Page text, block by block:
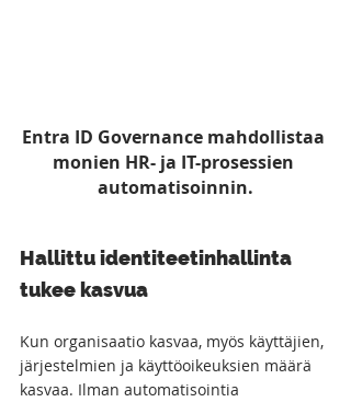
Entra ID Governance mahdollistaa
monien HR- ja IT-prosessien
automatisoinnin.
Hallittu identiteetinhallinta
tukee kasvua
Kun organisaatio kasvaa, myös käyttäjien,
järjestelmien ja käyttöoikeuksien määrä
kasvaa. Ilman automatisointia